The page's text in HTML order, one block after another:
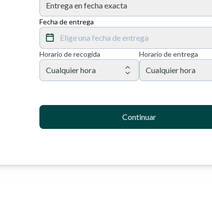
Entrega en fecha exacta
Fecha de entrega
Elige una fecha de entrega
Horario de recogida
Cualquier hora
Horario de entrega
Cualquier hora
Continuar